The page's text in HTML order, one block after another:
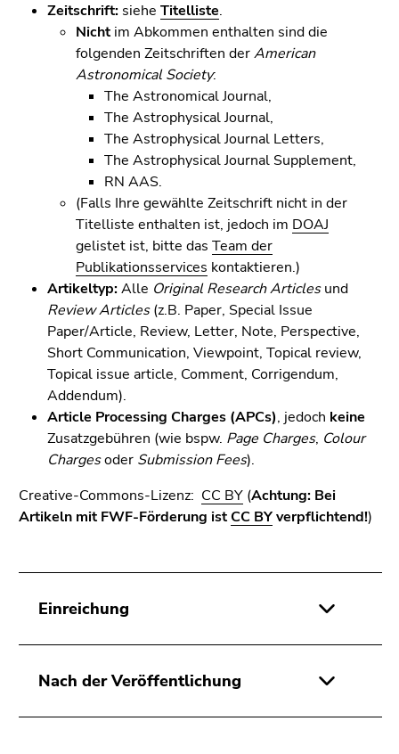
Zeitschrift: siehe Titelliste.
Nichtim Abkommen enthalten sind die
folgenden Zeitschriften derAmerican
Astronomical Society:
The Astronomical Journal,
The Astrophysical Journal,
The Astrophysical Journal Letters,
The Astrophysical Journal Supplement,
RN AAS.
(Falls Ihre gewählte Zeitschrift nicht in der
Titelliste enthalten ist, jedoch im DOAJ
gelistet ist, bitte das Team der
Publikationsservices kontaktieren.)
Artikeltyp:Alle Original Research Articlesund
Review Articles(z.B. Paper, Special Issue
Paper/Article, Review, Letter, Note, Perspective,
Short Communication, Viewpoint, Topical review,
Topical issue article, Comment, Corrigendum,
Addendum).
Article Processing Charges (APCs), jedoch keine
Zusatzgebühren (wie bspw. Page Charges, Colour
Chargesoder Submission Fees).
Creative-Commons-Lizenz: CC BY (Achtung: Bei
Artikeln mit FWF-Förderung istCC BYverpflichtend!)
Einreichung
Nach der Veröffentlichung